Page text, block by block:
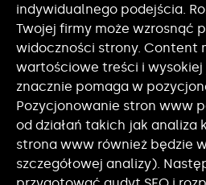
indywidualnego podejścia.
Twojej firmy może wzrosnąć
widoczności strony. Content
wartościowe treści i
znacznie pomaga w
Pozycjonowanie stron www
od działań takich jak analiza
strona www również będzie
szczegółowej analizy).